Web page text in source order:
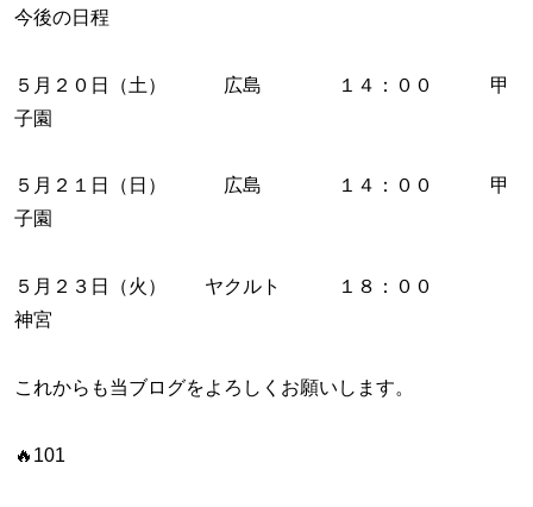
今後の日程
５月２０日（土） 広島 １４：００ 甲
子園
５月２１日（日） 広島 １４：００ 甲
子園
５月２３日（火） ヤクルト １８：００
神宮
これからも当ブログをよろしくお願いします。
🔥101